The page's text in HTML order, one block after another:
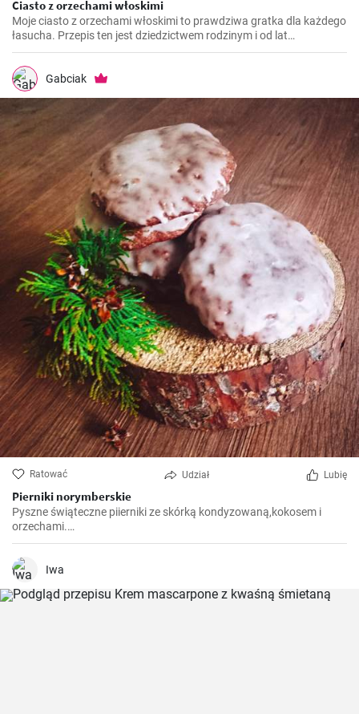
Ciasto z orzechami włoskimi
Moje ciasto z orzechami włoskimi to prawdziwa gratka dla każdego
łasucha. Przepis ten jest dziedzictwem rodzinym i od lat
przygotowuję go na różne okazje, niezależnie od pory roku. To
ciasto jest niezwykle aromatyczne, pyszne i rozpływa się w ustach.
Jest również idealnym połączeniem chrupiących orzechów
włoskich i delikatnego biszkoptu.
Gabciak
Ratować Udział Lubię
Pierniki norymberskie
Pyszne świąteczne piierniki ze skórką kondyzowaną,kokosem i
orzechami.
https://gabciakowegotowanie24.blogspot.com/2024/12/pierniki-
norymberskie.html
Iwa